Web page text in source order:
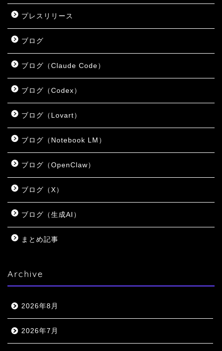
プレスリリース
ブログ
ブログ（Claude Code）
ブログ（Codex）
ブログ（Lovart）
ブログ（Notebook LM）
ブログ（OpenClaw）
ブログ（X）
ブログ（生成AI）
まとめ記事
Archive
2026年8月
2026年7月